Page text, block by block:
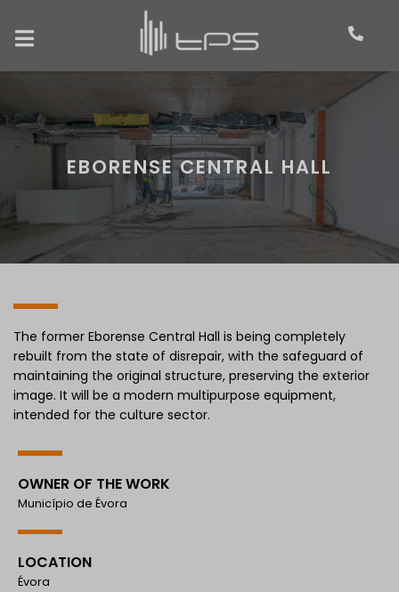
EBORENSE CENTRAL HALL
The former Eborense Central Hall is being completely
rebuilt from the state of disrepair, with the safeguard of
maintaining the original structure, preserving the exterior
image. It will be a modern multipurpose equipment,
intended for the culture sector.
OWNER OF THE WORK
Município de Évora
LOCATION
Évora